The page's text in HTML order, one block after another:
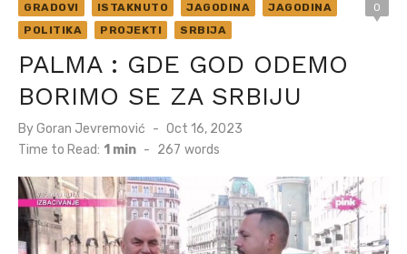
GRADOVI ISTAKNUTO JAGODINA
JAGODINA
POLITIKA
PROJEKTI SRBIJA
0
PALMA : GDE GOD ODEMO
BORIMO SE ZA SRBIJU
ByGoran Jevremović
Posted
on
Oct 16, 2023
Time to Read: 1 min - 267 words